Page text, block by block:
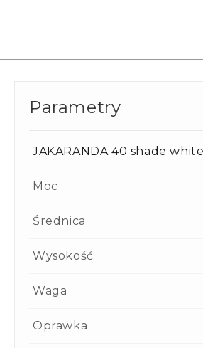
Parametry
JAKARANDA 40 shade
Moc
Średnica
Wysokość
Waga
Oprawka